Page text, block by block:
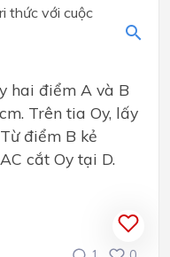
thức với cuộc
hai điểm A và B
Trên tia Oy, lấy
điểm B kẻ
cắt Oy tại D.